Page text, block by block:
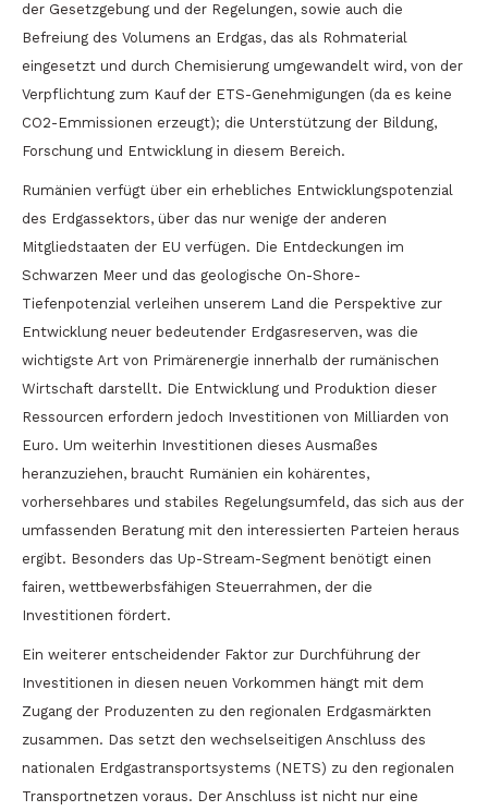
der Gesetzgebung und der Regelungen, sowie auch die
Befreiung des Volumens an Erdgas, das als Rohmaterial
eingesetzt und durch Chemisierung umgewandelt wird, von der
Verpflichtung zum Kauf der ETS-Genehmigungen (da es keine
CO2-Emmissionen erzeugt); die Unterstützung der Bildung,
Forschung und Entwicklung in diesem Bereich.
Rumänien verfügt über ein erhebliches Entwicklungspotenzial
des Erdgassektors, über das nur wenige der anderen
Mitgliedstaaten der EU verfügen. Die Entdeckungen im
Schwarzen Meer und das geologische On-Shore-
Tiefenpotenzial verleihen unserem Land die Perspektive zur
Entwicklung neuer bedeutender Erdgasreserven, was die
wichtigste Art von Primärenergie innerhalb der rumänischen
Wirtschaft darstellt. Die Entwicklung und Produktion dieser
Ressourcen erfordern jedoch Investitionen von Milliarden von
Euro. Um weiterhin Investitionen dieses Ausmaßes
heranzuziehen, braucht Rumänien ein kohärentes,
vorhersehbares und stabiles Regelungsumfeld, das sich aus der
umfassenden Beratung mit den interessierten Parteien heraus
ergibt. Besonders das Up-Stream-Segment benötigt einen
fairen, wettbewerbsfähigen Steuerrahmen, der die
Investitionen fördert.
Ein weiterer entscheidender Faktor zur Durchführung der
Investitionen in diesen neuen Vorkommen hängt mit dem
Zugang der Produzenten zu den regionalen Erdgasmärkten
zusammen. Das setzt den wechselseitigen Anschluss des
nationalen Erdgastransportsystems (NETS) zu den regionalen
Transportnetzen voraus. Der Anschluss ist nicht nur eine